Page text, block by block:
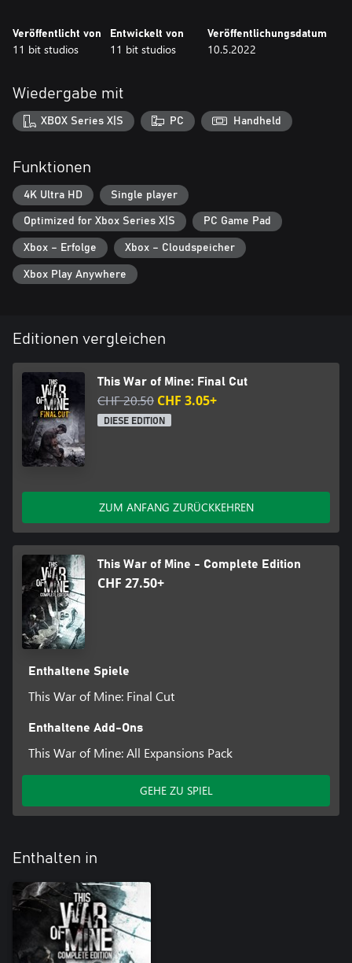
– Triff Entscheidungen – eine oftmals gnadenlose und emotional
schwierige Erfahrung
– Ästhetik im Holzkohle-Stil, die die Thematik des Spiels perfekt
ergänzt
– Alle Updates und kostenlosen Erweiterungen sind im Final Cut
enthalten
Veröffentlicht von
11 bit studios
Entwickelt von
11 bit studios
Veröffentlichungsdatum
10.5.2022
Wiedergabe mit
XBOX Series X|S PC Handheld
Funktionen
4K Ultra HD Single player
Optimized for Xbox Series X|S PC Game Pad
Xbox – Erfolge Xbox – Cloudspeicher
Xbox Play Anywhere
Editionen vergleichen
This War of Mine: Final Cut
CHF 20.50 CHF 3.05+
DIESE EDITION
ZUM ANFANG ZURÜCKKEHREN
This War of Mine - Complete Edition
CHF 27.50+
Enthaltene Spiele
This War of Mine: Final Cut
Enthaltene Add-Ons
This War of Mine: All Expansions Pack
GEHE ZU SPIEL
Enthalten in